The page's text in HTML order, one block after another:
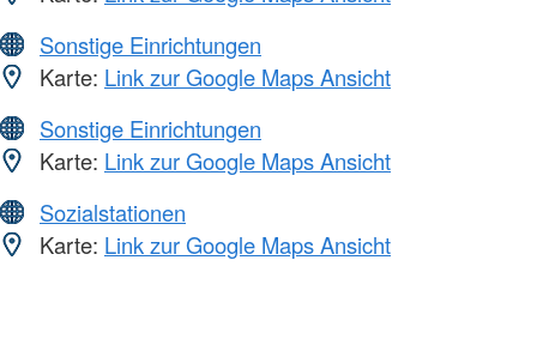
Sonstige Einrichtungen
Karte: Link zur Google Maps Ansicht
Sonstige Einrichtungen
Karte: Link zur Google Maps Ansicht
Sozialstationen
Karte: Link zur Google Maps Ansicht